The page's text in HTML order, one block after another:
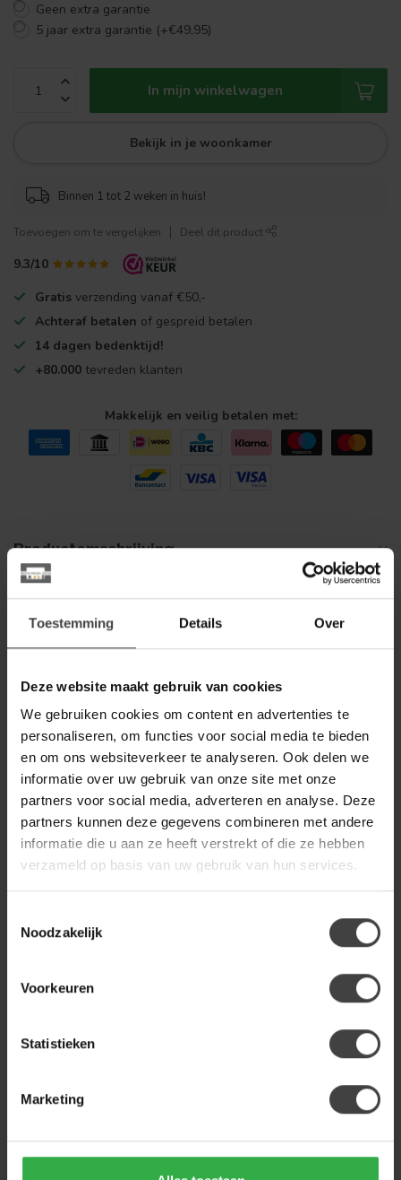
Toestemming Details Over
Deze website maakt gebruik van cookies
We gebruiken cookies om content en advertenties te
personaliseren, om functies voor social media te bieden
en om ons websiteverkeer te analyseren. Ook delen we
informatie over uw gebruik van onze site met onze
partners voor social media, adverteren en analyse. Deze
partners kunnen deze gegevens combineren met andere
informatie die u aan ze heeft verstrekt of die ze hebben
verzameld op basis van uw gebruik van hun services.
Noodzakelijk
Voorkeuren
Statistieken
Marketing
Geen extra garantie
5 jaar extra garantie (+€49,95)
In mijn winkelwagen
Bekijk in je woonkamer
Binnen 1 tot 2 weken in huis!
Toevoegen om te vergelijken Deel dit product
9.3/10
Gratis verzending vanaf €50,-
Achteraf betalen of gespreid betalen
14 dagen bedenktijd!
+80.000 tevreden klanten
Makkelijk en veilig betalen met:
Productomschrijving
Reviews
LABEL51
Label51 Relaxfauteuil Take It
Easy | Taupe Cosmo | Zwart
Metaal 579,00
Label51 Relaxfauteuil Take It
Easy | Naturel Boucle | Zwart
Metaal
Op voorraad
579,00
STARFURN
STARFURN
Op voorraad
LABEL51
Label51 Relaxfauteuil Esbjerg